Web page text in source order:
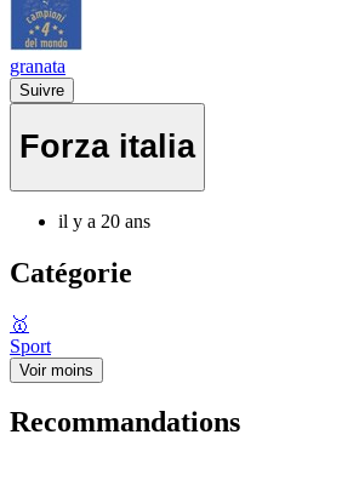
granata
Suivre
Forza italia
il y a 20 ans
Catégorie
🥇
Sport
Voir moins
Recommandations